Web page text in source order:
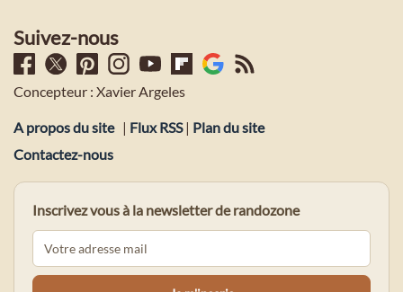
Suivez-nous
Concepteur : Xavier Argeles
A propos du site | Flux RSS| Plan du site
Contactez-nous
Inscrivez vous à la newsletter de randozone